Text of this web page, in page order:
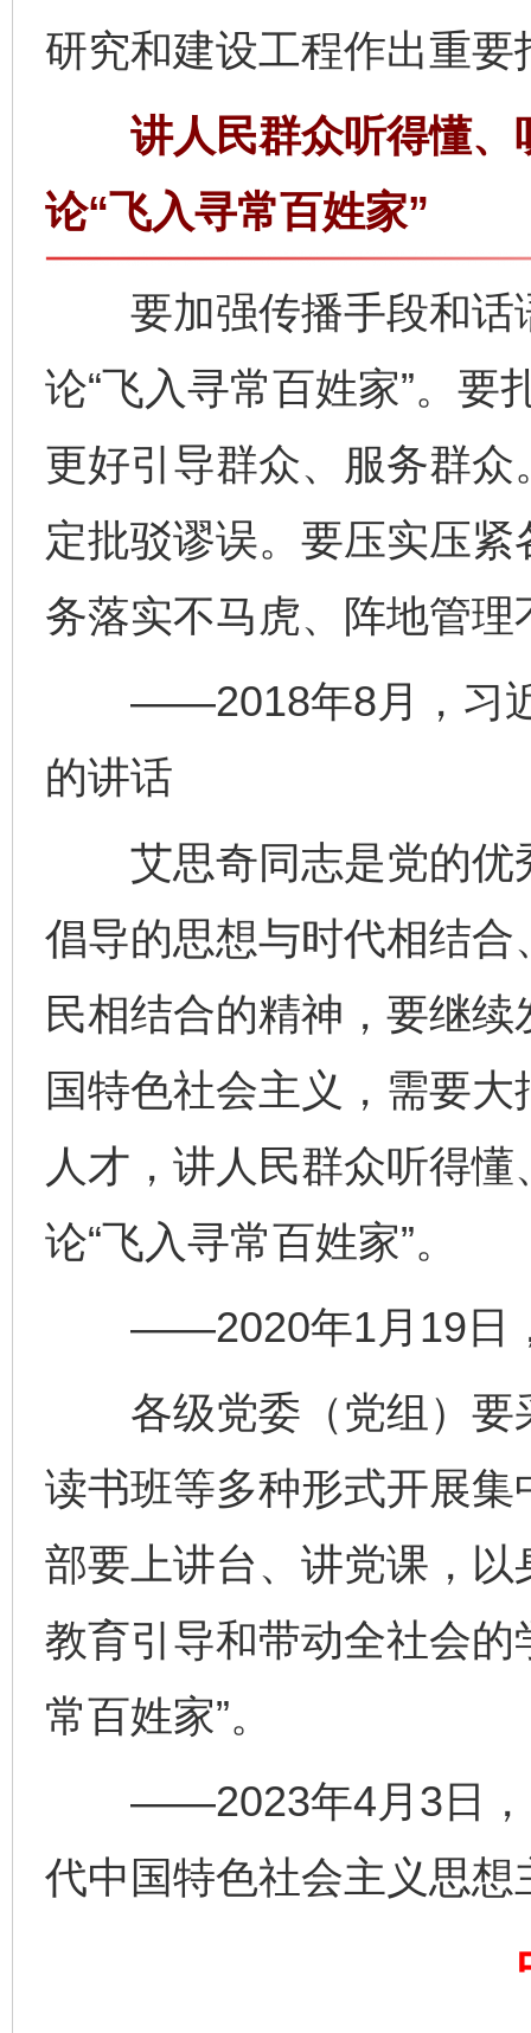
研究和建设工程作出重要
讲人民群众听得懂、
论“飞入寻常百姓家”
要加强传播手段和话
论“飞入寻常百姓家”。要
更好引导群众、服务群
定批驳谬误。要压实压
务落实不马虎、阵地管
——2018年8月，习近
的讲话
艾思奇同志是党的优
倡导的思想与时代相结
民相结合的精神，要继
国特色社会主义，需要
人才，讲人民群众听得
论“飞入寻常百姓家”。
——2020年1月19日，
各级党委（党组）要
读书班等多种形式开展
部要上讲台、讲党课，
教育引导和带动全社会的
常百姓家”。
——2023年4月3日，
代中国特色社会主义思
完善运行机制助力责任有效落实 一纸欠
东山县通报“牛蛙产品抗生素超标问题”
千年窑火 生生不息
揭开“小金库”的免责幌子